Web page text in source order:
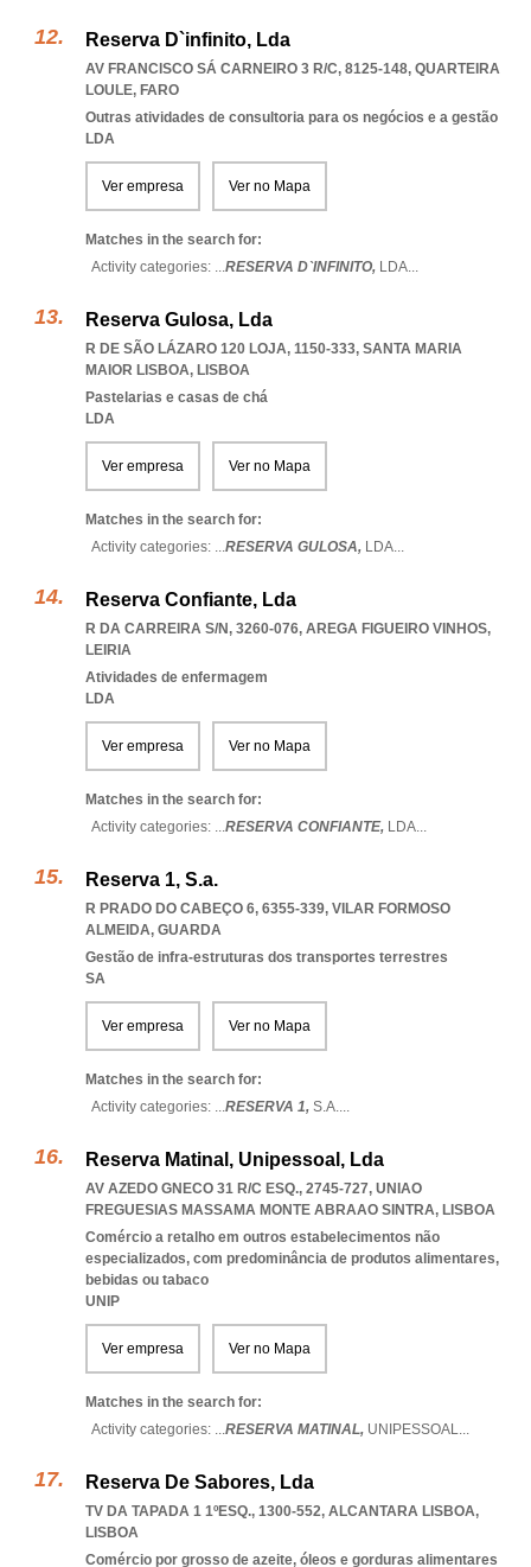
Reserva D`infinito, Lda
AV FRANCISCO SÁ CARNEIRO 3 R/C, 8125-148, QUARTEIRA
LOULE, FARO
Outras atividades de consultoria para os negócios e a gestão
LDA
Ver empresa Ver no Mapa
Matches in the search for:
Activity categories: ...RESERVA D`INFINITO, LDA...
Reserva Gulosa, Lda
R DE SÃO LÁZARO 120 LOJA, 1150-333, SANTA MARIA
MAIOR LISBOA, LISBOA
Pastelarias e casas de chá
LDA
Ver empresa Ver no Mapa
Matches in the search for:
Activity categories: ...RESERVA GULOSA, LDA...
Reserva Confiante, Lda
R DA CARREIRA S/N, 3260-076, AREGA FIGUEIRO VINHOS,
LEIRIA
Atividades de enfermagem
LDA
Ver empresa Ver no Mapa
Matches in the search for:
Activity categories: ...RESERVA CONFIANTE, LDA...
Reserva 1, S.a.
R PRADO DO CABEÇO 6, 6355-339, VILAR FORMOSO
ALMEIDA, GUARDA
Gestão de infra-estruturas dos transportes terrestres
SA
Ver empresa Ver no Mapa
Matches in the search for:
Activity categories: ...RESERVA 1, S.A....
Reserva Matinal, Unipessoal, Lda
AV AZEDO GNECO 31 R/C ESQ., 2745-727, UNIAO
FREGUESIAS MASSAMA MONTE ABRAAO SINTRA, LISBOA
Comércio a retalho em outros estabelecimentos não
especializados, com predominância de produtos alimentares,
bebidas ou tabaco
UNIP
Ver empresa Ver no Mapa
Matches in the search for:
Activity categories: ...RESERVA MATINAL, UNIPESSOAL...
Reserva De Sabores, Lda
TV DA TAPADA 1 1ºESQ., 1300-552, ALCANTARA LISBOA,
LISBOA
Comércio por grosso de azeite, óleos e gorduras alimentares